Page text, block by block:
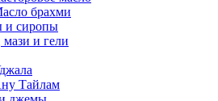
брахми
и сиропы
и гели
Тайлам